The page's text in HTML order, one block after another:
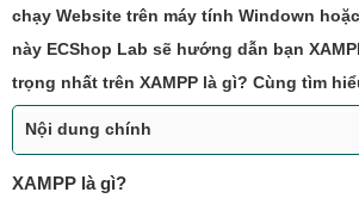
chạy Website trên máy tính Windown
này ECShop Lab sẽ hướng dẫn bạn
trọng nhất trên XAMPP là gì? Cùng tìm
Nội dung chính
Hướng dẫn cài đặt XAMPP
XAMPP là gì?